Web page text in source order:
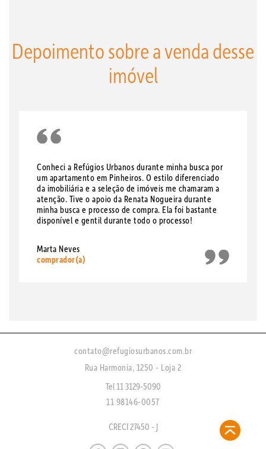
Depoimento sobre a venda desse
imóvel
Conheci a Refúgios Urbanos durante minha busca por
um apartamento em Pinheiros. O estilo diferenciado
da imobiliária e a seleção de imóveis me chamaram a
atenção. Tive o apoio da Renata Nogueira durante
minha busca e processo de compra. Ela foi bastante
disponível e gentil durante todo o processo!
Marta Neves
comprador(a)
contato@refugiosurbanos.com.br
Rua Harmonia, 1250 - Loja 2
Tel 11 3129-5090
11 98146-0057
CRECI 27450 - J